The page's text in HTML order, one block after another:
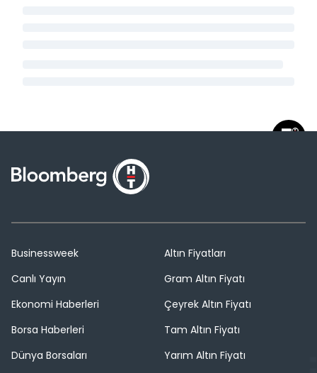
Businessweek
Canlı Yayın
Ekonomi Haberleri
Borsa Haberleri
Dünya Borsaları
Altın Fiyatları
Gram Altın Fiyatı
Çeyrek Altın Fiyatı
Tam Altın Fiyatı
Yarım Altın Fiyatı